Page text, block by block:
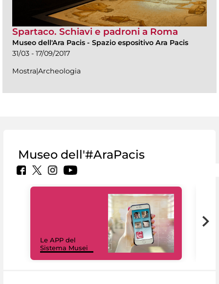
Spartaco. Schiavi e padroni a Roma
Museo dell'Ara Pacis - Spazio espositivo Ara Pacis
31/03 - 17/09/2017
Mostra|Archeologia
Museo dell'#AraPacis
Le APP del
Sistema Musei